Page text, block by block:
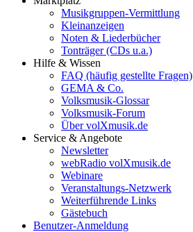
Musikgruppen-Vermittlung
Kleinanzeigen
Noten & Liederbücher
Tonträger (CDs u.a.)
Hilfe & Wissen
FAQ (häufig gestellte Fragen)
GEMA & Co.
Volksmusik-Glossar
Volksmusik-Forum
Über volXmusik.de
Service & Angebote
Newsletter
webRadio volXmusik.de
Webinare
Veranstaltungs-Netzwerk
Weiterführende Links
Gästebuch
Benutzer-Anmeldung